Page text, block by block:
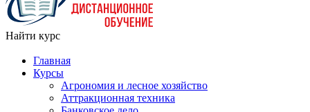
Найти курс
Главная
Курсы
Агрономия и лесное хозяйство
Аттракционная техника